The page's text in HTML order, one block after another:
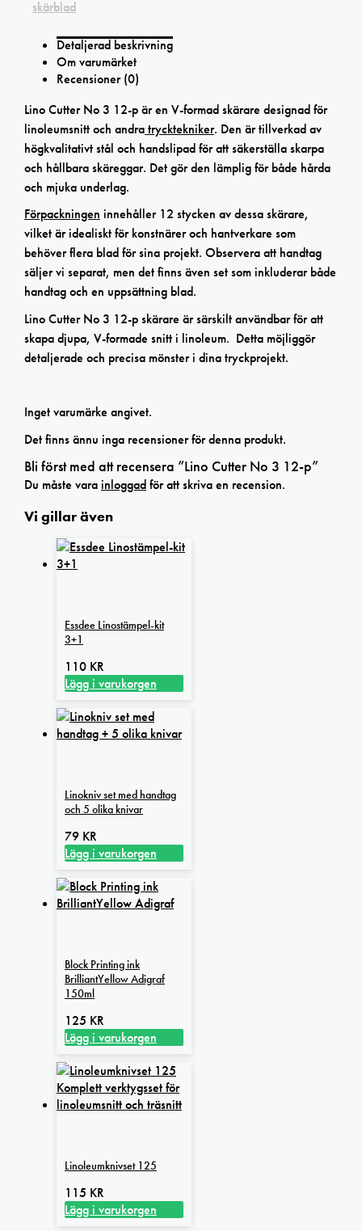
skärblad
Detaljerad beskrivning
Om varumärket
Recensioner (0)
Lino Cutter No 3 12-p är en V-formad skärare designad för
linoleumsnitt och andratrycktekniker. Den är tillverkad av
högkvalitativt stål och handslipad för att säkerställa skarpa
och hållbara skäreggar. Det gör den lämplig för både hårda
och mjuka underlag.
Förpackningen innehåller 12 stycken av dessa skärare,
vilket är idealiskt för konstnärer och hantverkare som
behöver flera blad för sina projekt. Observera att handtag
säljer vi separat, men det finns även set som inkluderar både
handtag och en uppsättning blad.
Lino Cutter No 3 12-p skärare är särskilt användbar för att
skapa djupa, V-formade snitt i linoleum. Detta möjliggör
detaljerade och precisa mönster i dina tryckprojekt.
Inget varumärke angivet.
Det finns ännu inga recensioner för denna produkt.
Bli först med att recensera ”Lino Cutter No 3 12-p”
Du måste varainloggadför att skriva en recension.
Vi gillar även
Essdee Linostämpel-kit
3+1
110 KR
Lägg i varukorgen
Linokniv set med handtag
och 5 olika knivar
79 KR
Lägg i varukorgen
Block Printing ink
BrilliantYellow Adigraf
150ml
125 KR
Lägg i varukorgen
Linoleumknivset 125
115 KR
Lägg i varukorgen